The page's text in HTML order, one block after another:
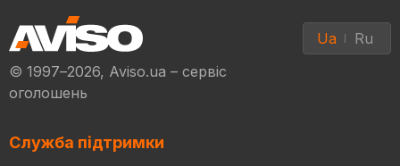
© 1997–2026, Aviso.ua – сервіс
оголошень
Ua Ru
Служба підтримки